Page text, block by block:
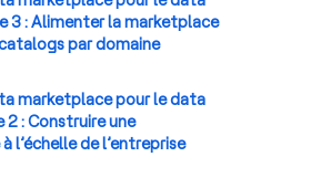
3 : Alimenter la marketplace
par domaine
marketplace pour le data
2 : Construire une
l’échelle de l’entreprise